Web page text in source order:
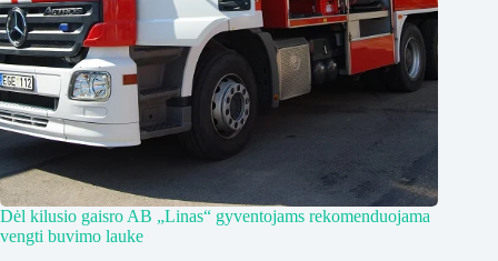
Dėl kilusio gaisro AB „Linas“ gyventojams rekomenduojama
vengti buvimo lauke